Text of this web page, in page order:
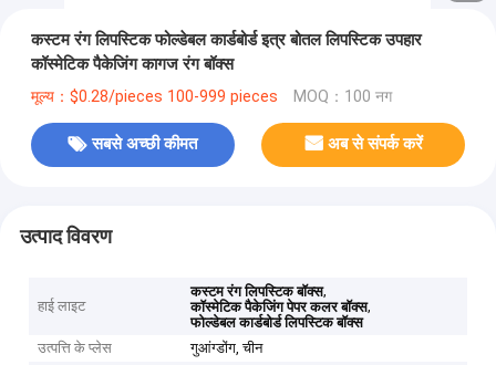
कस्टम रंग लिपस्टिक फोल्डेबल कार्डबोर्ड इत्र बोतल लिपस्टिक उपहार
कॉस्मेटिक पैकेजिंग कागज रंग बॉक्स
मूल्य：$0.28/pieces 100-999 pieces MOQ：100 नग
सबसे अच्छी कीमत अब से संपर्क करें
उत्पाद विवरण
हाई लाइट
कस्टम रंग लिपस्टिक बॉक्स,
कॉस्मेटिक पैकेजिंग पेपर कलर बॉक्स,
फोल्डेबल कार्डबोर्ड लिपस्टिक बॉक्स
उत्पत्ति के प्लेस
गुआंग्डोंग, चीन